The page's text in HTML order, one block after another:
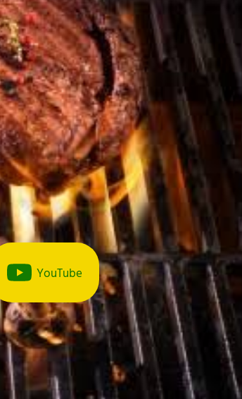
YouTube